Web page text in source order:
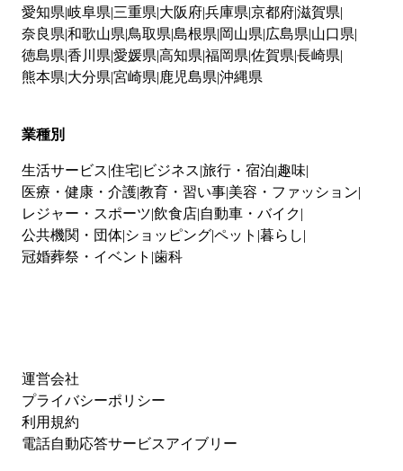
愛知県 岐阜県 三重県 大阪府兵庫県 京都府滋賀県
奈良県 和歌山県 鳥取県 島根県 岡山県 広島県 山口県
徳島県 香川県 愛媛県 高知県 福岡県 佐賀県 長崎県
熊本県 大分県 宮崎県 鹿児島県 沖縄県
業種別
生活サービス 住宅 ビジネス 旅行・宿泊 趣味
医療・健康・介護教育・習い事 美容・ファッション
レジャー・スポーツ 飲食店 自動車・バイク
公共機関・団体 ショッピングペット 暮らし
冠婚葬祭・イベント 歯科
運営会社
プライバシーポリシー
利用規約
電話自動応答サービスアイブリー